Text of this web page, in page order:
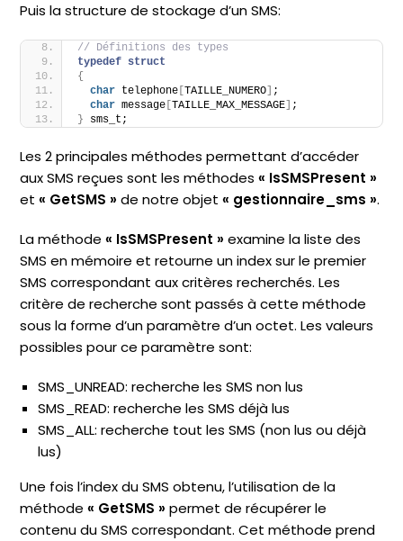
Puis la structure de stockage d’un SMS:
// Définitions des types
typedef struct
{
char telephone [TAILLE_NUMERO
;
char message [TAILLE_MAX_MESSAGE
;
}
sms_t;
Les 2 principales méthodes permettant d’accéder
aux SMS reçues sont les méthodes« IsSMSPresent »
et« GetSMS » de notre objet« gestionnaire_sms ».
La méthode« IsSMSPresent » examine la liste des
SMS en mémoire et retourne un index sur le premier
SMS correspondant aux critères recherchés. Les
critère de recherche sont passés à cette méthode
sous la forme d’un paramètre d’un octet. Les valeurs
possibles pour ce paramètre sont:
SMS_UNREAD: recherche les SMS non lus
SMS_READ: recherche les SMS déjà lus
SMS_ALL: recherche tout les SMS (non lus ou déjà
lus)
Une fois l’index du SMS obtenu, l’utilisation de la
méthode« GetSMS » permet de récupérer le
contenu du SMS correspondant. Cet méthode prend